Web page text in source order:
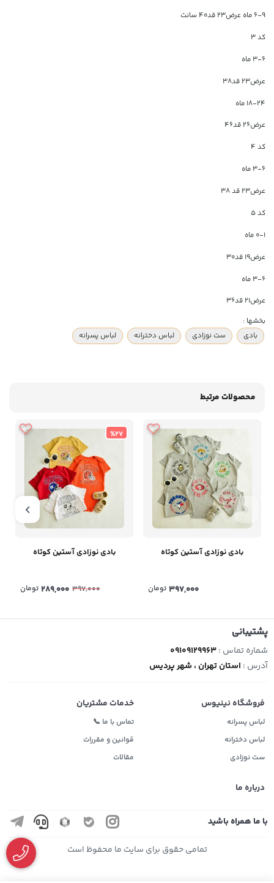
6-9 ماه عرض23 قد40 سانت
کد 3
3-6 ماه
عرض23 قد38
18-24 ماه
عرض26 قد46
کد 4
3-6 ماه
عرض23 قد 38
کد 5
0-1 ماه
عرض19 قد30
3-6 ماه
عرض21 قد36
بخشها :
بادی
ست نوزادی لباس دخترانه لباس پسرانه
محصولات مرتبط
بادی نوزادی آستین کوتاه
397,000 تومان
%27
بادی نوزادی آستین کوتاه
397,000
289,000 تومان
پشتیبانی
شماره تماس :09109129963
آدرس : استان تهران ، شهر پردیس
فروشگاه نینیوس
لباس پسرانه
لباس دخترانه
ست نوزادی
خدمات مشتریان
تماس با ما 📞
قوانین و مقررات
مقالات
درباره ما
با ما همراه باشید
تمامی حقوق برای سایت ما محفوظ است